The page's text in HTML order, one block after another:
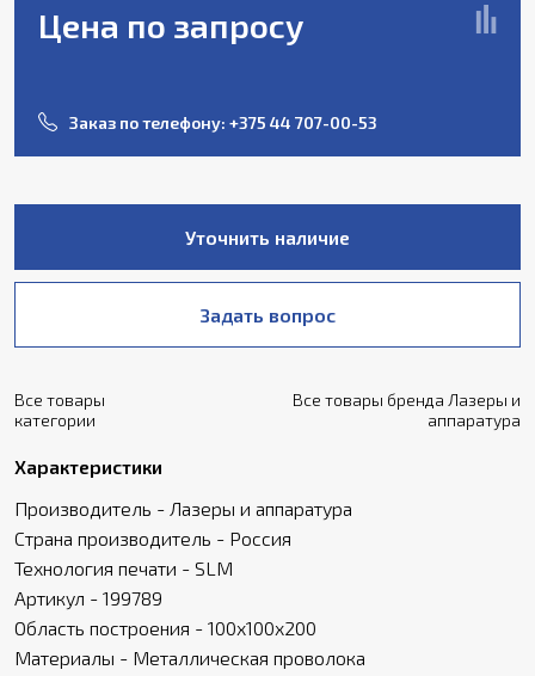
Цена по запросу
Заказ по телефону: +375 44 707-00-53
Уточнить наличие
Задать вопрос
Все товары
категории
Все товары бренда Лазеры и
аппаратура
Характеристики
Производитель - Лазеры и аппаратура
Страна производитель - Россия
Технология печати - SLM
Артикул - 199789
Область построения - 100х100х200
Материалы - Металлическая проволока